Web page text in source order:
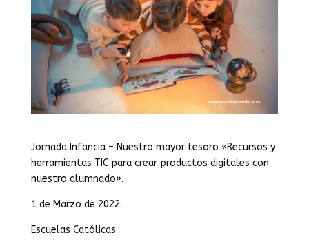
Jornada Infancia – Nuestro mayor tesoro «Recursos y
herramientas TIC para crear productos digitales con
nuestro alumnado».
1 de Marzo de 2022.
Escuelas Católicas.